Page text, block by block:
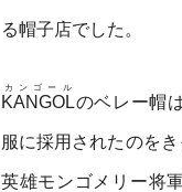
る帽子店でした。
KANGOL
カンゴール
のベレー帽
服に採用されたのを
英雄モンゴメリー将